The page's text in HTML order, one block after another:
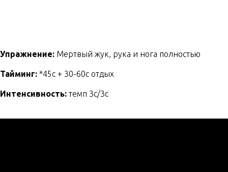
Упражнение: Мертвый жук, рука и нога полностью
Тайминг: *45с + 30-60с отдых
Интенсивность: темп 3с/3с